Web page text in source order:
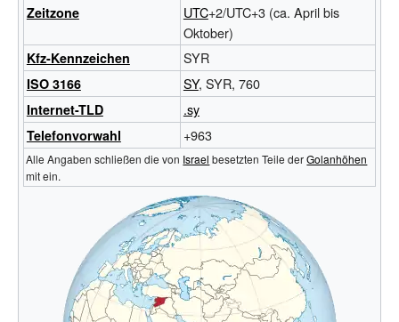
Zeitzone
UTC+2/UTC+3 (ca. April bis
Oktober)
Kfz-Kennzeichen SYR
ISO 3166 SY, SYR, 760
Internet-TLD .sy
Telefonvorwahl +963
Alle Angaben schließen die von Israel besetzten Teile derGolanhöhen
mit ein.